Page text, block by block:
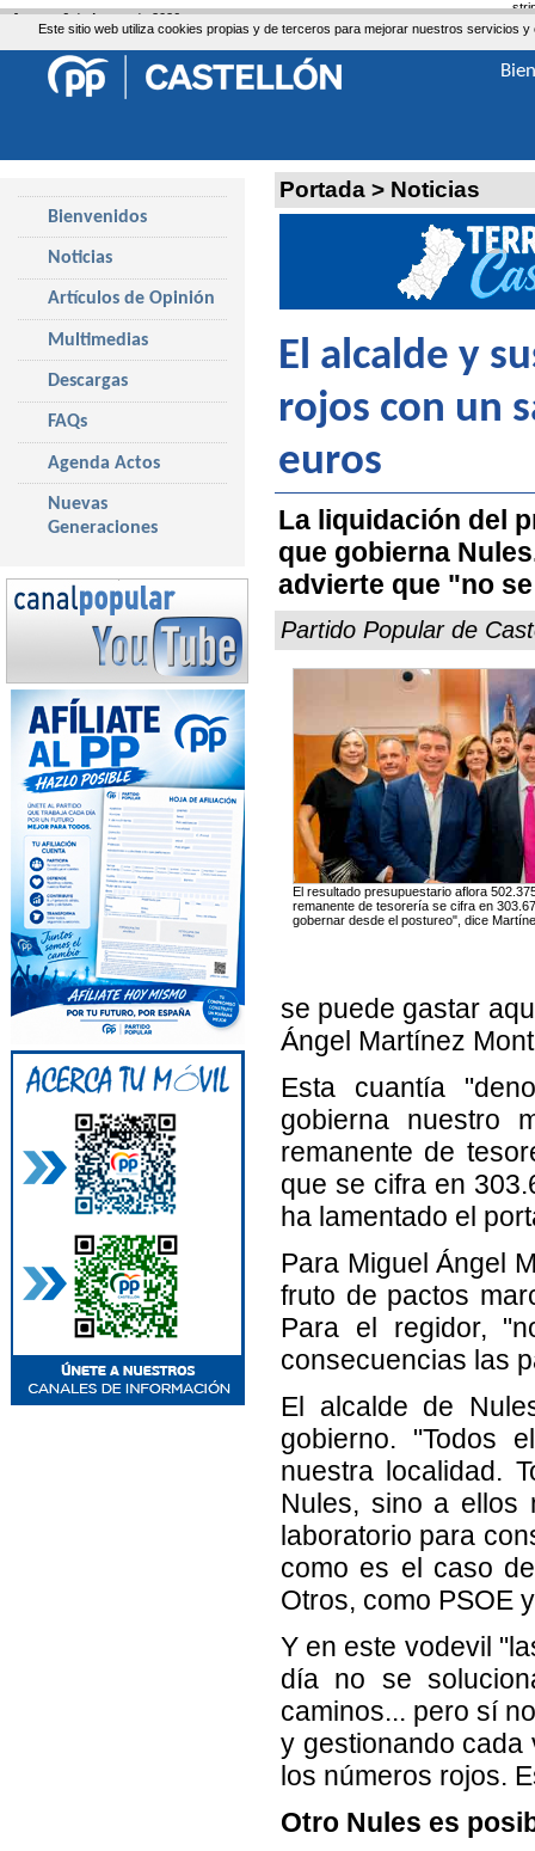
Este sitio web utiliza cookies propias y de terceros para mejorar nuestros servicios
Portada > Noticias
El alcalde y
rojos con un
euros
La liquidación del
que gobierna
advierte que "no
Partido Popular de
El resultado presupuestario aflora
remanente de tesorería se cifra en
gobernar desde el postureo", dice
se puede gastar
Ángel Martínez
Esta cuantía
gobierna nuestro
remanente de
que se cifra en
ha lamentado el
Para Miguel Ángel
fruto de pactos
Para el regidor,
consecuencias las
El alcalde de
gobierno. "Todos
nuestra localidad.
Nules, sino a ellos
laboratorio para
como es el caso
Otros, como PSOE
Y en este vodevil
día no se
caminos... pero sí
y gestionando cada
los números rojos.
Otro Nules es
Bienvenidos
Noticias
Artículos de Opinión
Multimedias
Descargas
FAQs
Agenda Actos
Nuevas
Generaciones
Jueves, 6 de Agosto de 2026